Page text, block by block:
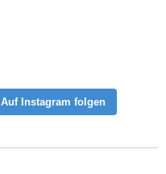
Auf Instagram folgen